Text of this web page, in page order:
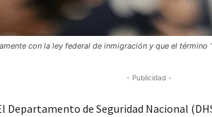
con la ley federal de inmigración y que el término
- Publicidad -
Departamento de Seguridad Nacional